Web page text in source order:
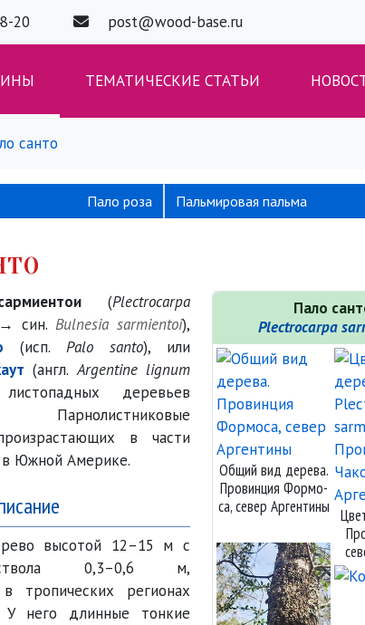
20 post@wood-base.ru
ТЕМАТИЧЕСКИЕ СТАТЬИ
санто
Пало роза Пальмировая пальма
Пало
Plectrocarpa
Общий вид дерева.
Провин­ция Формо­
са, север Аргентины
(Plectrocarpa
син. Bulnesia sarmientoi),
(исп. Palo santo), или
(англ.Argentine lignum
деревьев
в части
в Южной Америке.
высотой 12–15 м с
0,3–0,6 м,
тропических регионах
него длинные тонкие